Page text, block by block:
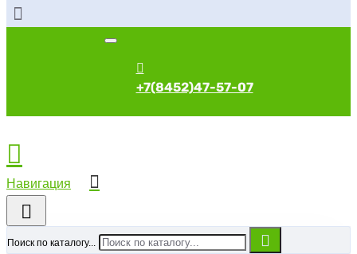
+7(8452)47-57-07
Поиск по каталогу...